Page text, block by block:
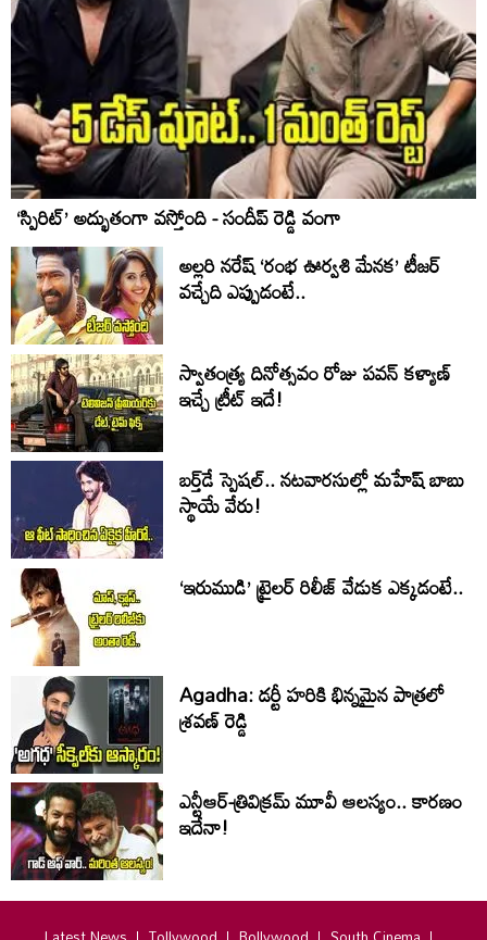
‘స్పిరిట్’ అద్భుతంగా వస్తోంది - సందీప్ రెడ్డి వంగా
అల్లరి నరేష్ ‘రంభ ఊర్వశి మేనక’ టీజర్
వచ్చేది ఎప్పుడంటే..
స్వాతంత్య్ర దినోత్సవం రోజు పవన్ కళ్యాణ్
ఇచ్చే ట్రీట్ ఇదే!
బర్త్‌‌డే స్పెషల్.. నటవారసుల్లో మహేష్ బాబు
స్థాయే వేరు!
‘ఇరుముడి’ ట్రైలర్ రిలీజ్ వేడుక ఎక్కడంటే..
Agadha: డర్టీ హరికి భిన్నమైన పాత్రలో
శ్రవణ్‌ రెడ్డి
ఎన్టీఆర్-త్రివిక్రమ్ మూవీ ఆలస్యం.. కారణం
ఇదేనా!